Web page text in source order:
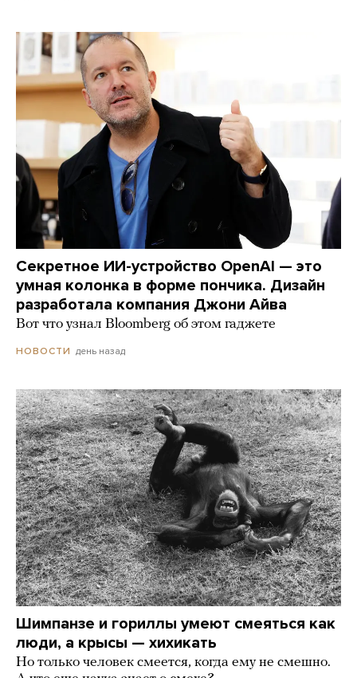
Секретное ИИ-устройство OpenAI — это
умная колонка в форме пончика. Дизайн
разработала компания Джони Айва
Вот что узнал Bloomberg об этом гаджете
НОВОСТИ день назад
Шимпанзе и гориллы умеют смеяться как
люди, а крысы — хихикать
Но только человек смеется, когда ему не смешно.